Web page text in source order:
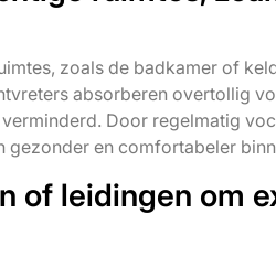
zoals de badkamer of
absorberen overtollig
Door regelmatig
gezonder en comfortabeler
of leidingen om